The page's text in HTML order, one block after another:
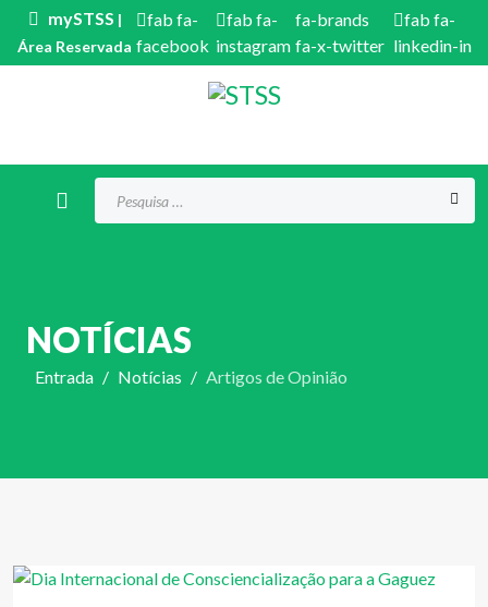
mySTSS |
Área Reservada
fab fa-
facebook
fab fa-
instagram
fa-brands
fa-x-twitter
fab fa-
linkedin-in
NOTÍCIAS
Entrada Notícias Artigos de Opinião